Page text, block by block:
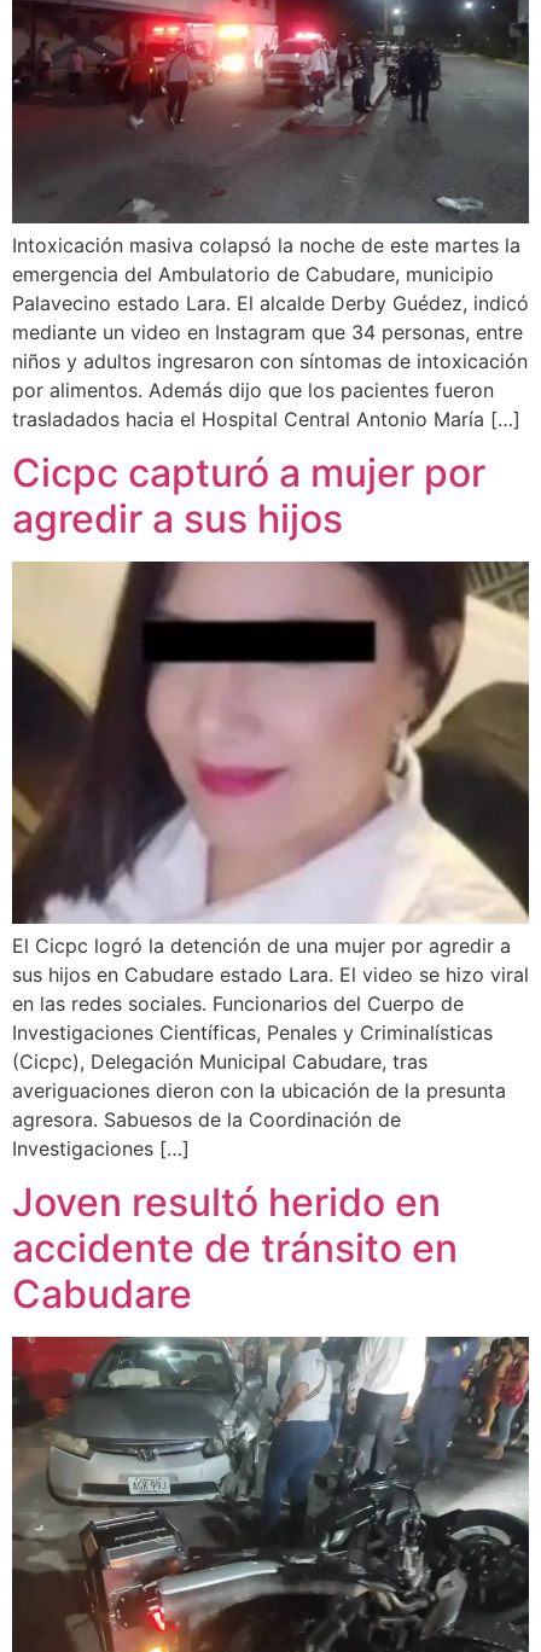
Intoxicación masiva colapsó la noche de este martes la
emergencia del Ambulatorio de Cabudare, municipio
Palavecino estado Lara. El alcalde Derby Guédez, indicó
mediante un video en Instagram que 34 personas, entre
niños y adultos ingresaron con síntomas de intoxicación
por alimentos. Además dijo que los pacientes fueron
trasladados hacia el Hospital Central Antonio María […]
Cicpc capturó a mujer por
agredir a sus hijos
El Cicpc logró la detención de una mujer por agredir a
sus hijos en Cabudare estado Lara. El video se hizo viral
en las redes sociales. Funcionarios del Cuerpo de
Investigaciones Científicas, Penales y Criminalísticas
(Cicpc), Delegación Municipal Cabudare, tras
averiguaciones dieron con la ubicación de la presunta
agresora. Sabuesos de la Coordinación de
Investigaciones […]
Joven resultó herido en
accidente de tránsito en
Cabudare